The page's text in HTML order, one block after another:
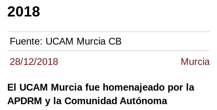
28/12/2018 Murcia
2018
Fuente: UCAM Murcia CB
El UCAM Murcia fue homenajeado por la
APDRM y la Comunidad Autónoma